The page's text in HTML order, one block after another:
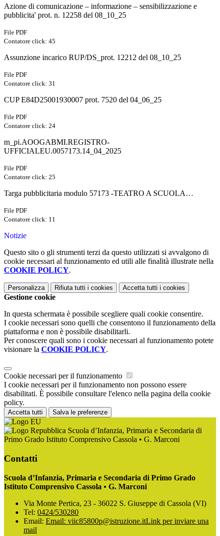
Azione di comunicazione – informazione – sensibilizzazione e
pubblicita' prot. n. 12258 del 08_10_25
File PDF
Contatore click: 45
Assunzione incarico RUP/DS_prot. 12212 del 08_10_25
File PDF
Contatore click: 31
CUP E84D25001930007 prot. 7520 del 04_06_25
File PDF
Contatore click: 24
m_pi.AOOGABMI.REGISTRO-
UFFICIALEU.0057173.14_04_2025
File PDF
Contatore click: 25
Targa pubblicitaria modulo 57173 -TEATRO A SCUOLA…
File PDF
Contatore click: 11
Notizie
Questo sito o gli strumenti terzi da questo utilizzati si avvalgono di
cookie necessari al funzionamento ed utili alle finalità illustrate nella
COOKIE POLICY.
Personalizza Rifiuta tutti i cookies Accetta tutti i cookies
Gestione cookie
In questa schermata è possibile scegliere quali cookie consentire.
I cookie necessari sono quelli che consentono il funzionamento della
piattaforma e non è possibile disabilitarli.
Per conoscere quali sono i cookie necessari al funzionamento potete
visionare la COOKIE POLICY.
Cookie necessari per il funzionamento
I cookie necessari per il funzionamento non possono essere
disabilitati. È possibile consultare l'elenco nella pagina della cookie
policy.
Accetta tutti Salva le preferenze
Scuola d’Infanzia, Primaria e Secondaria di
Primo Grado Istituto Comprensivo Cassola • G. Marconi
Contatti
Scuola d’Infanzia, Primaria e Secondaria di Primo Grado
Istituto Comprensivo Cassola • G. Marconi
Via Monte Pertica, 23 - 36022 S. Giuseppe di Cassola (VI)
Tel: 0424/530280
Email: Email: viic85800p@istruzione.itLink per inviare una
mail